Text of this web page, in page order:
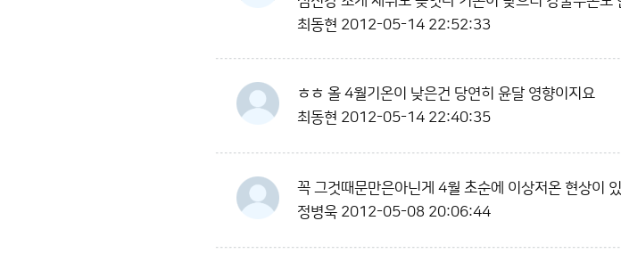
최동현 2012-05-14 22:52:33
ㅎㅎ 올 4월기온이 낮은건 당연히 윤달 영향이지요
최동현 2012-05-14 22:40:35
꼭 그것때문만은아닌게 4월 초순에 이상저온 현상이
정병욱 2012-05-08 20:06:44